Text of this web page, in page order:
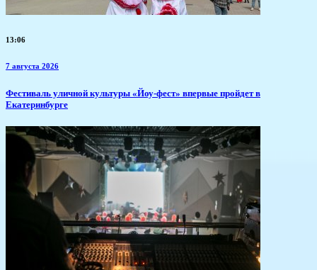
13:06
7 августа 2026
​Фестиваль уличной культуры «Йоу-фест» впервые пройдет в
Екатеринбурге